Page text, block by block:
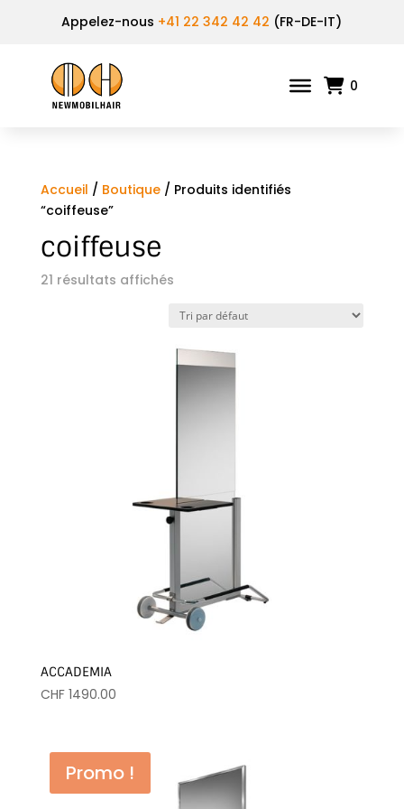
Appelez-nous +41 22 342 42 42 (FR-DE-IT)
0
Accueil / Boutique/ Produits identifiés
“coiffeuse”
coiffeuse
21 résultats affichés
ACCADEMIA
CHF1490.00
Promo !